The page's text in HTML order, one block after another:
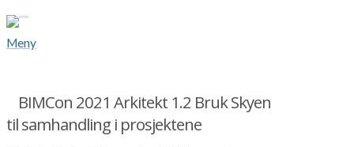
Meny
BIMCon 2021 Arkitekt 1.2 Bruk Skyen
til samhandling i prosjektene